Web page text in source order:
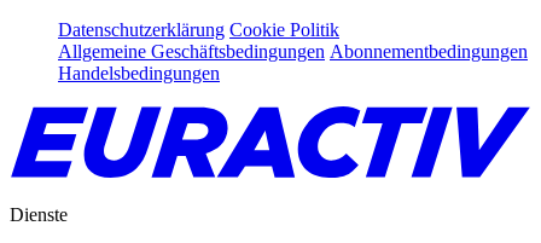
Datenschutzerklärung Cookie Politik
Allgemeine Geschäftsbedingungen Abonnementbedingungen
Handelsbedingungen
Dienste